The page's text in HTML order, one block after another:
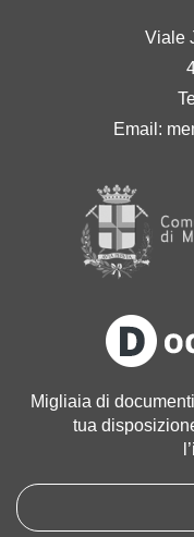
Viale
Email:
Migliaia di
tua